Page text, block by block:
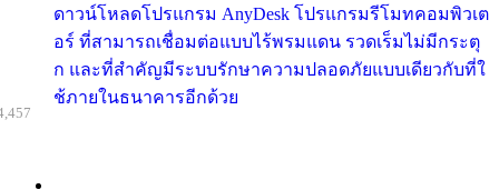
ดาวน์โหลดโปรแกรม AnyDesk โปรแกรมรีโมทคอมพิวเต
อร์ ที่สามารถเชื่อมต่อแบบไร้พรมแดน รวดเร็มไม่มีกระตุ
ก และที่สำคัญมีระบบรักษาความปลอดภัยแบบเดียวกับที่ใ
ช้ภายในธนาคารอีกด้วย